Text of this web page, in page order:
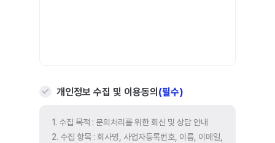
개인정보 수집 및 이용동의 (필수)
1. 수집 목적 : 문의처리를 위한 회신 및 상담 안내
2. 수집 항목 : 회사명, 사업자등록번호, 이름, 이메일,